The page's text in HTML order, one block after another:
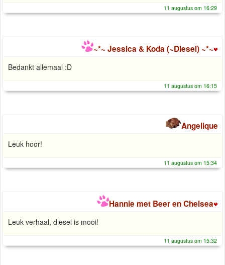
11 augustus om 16:29
~*~ Jessica & Koda (~Diesel) ~*~
Bedankt allemaal :D
11 augustus om 16:15
Angelique
Leuk hoor!
11 augustus om 15:34
Hannie met Beer en Chelsea
Leuk verhaal, diesel is mooi!
11 augustus om 15:32